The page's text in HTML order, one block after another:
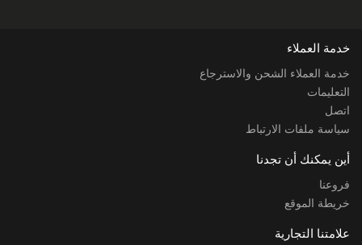
خدمة العملاء
خدمة العملاء الشحن والاسترجاع
التعليمات
اتصل
سياسة ملفات الارتباط
أين يمكنك أن تجدنا
فروعنا
خريطة الموقع
علامتنا التجارية